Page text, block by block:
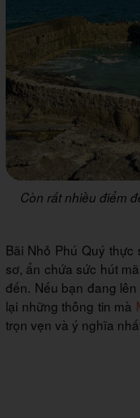
Còn rất nhiều điểm
Bãi Nhỏ Phú Quý
sơ, ẩn chứa sức hút
đến. Nếu bạn đang
lại những thông tin mà
trọn vẹn và ý nghĩa